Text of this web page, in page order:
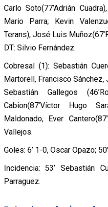
Carlo Soto(77’Adrián
Mario Parra; Kevin
Terans), José Luis
DT: Silvio Fernández.
Cobresal (1): Sebastián
Martorell, Francisco
Sebastián Gallegos
Cabion(87’Víctor Hugo
Maldonado, Ever
Vallejos.
Goles: 6’ 1-0, Oscar Opazo;
Incidencia: 53’ Sebastián
Parraguez.